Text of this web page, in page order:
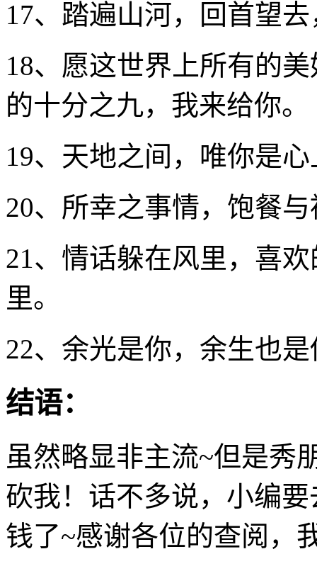
17、踏遍山河，回首望
18、愿这世界上所有的
的十分之九，我来给你。
19、天地之间，唯你是
20、所幸之事情，饱餐
21、情话躲在风里，喜
里。
22、余光是你，余生也
结语：
虽然略显非主流~但是秀
砍我！话不多说，小编
钱了~感谢各位的查阅，